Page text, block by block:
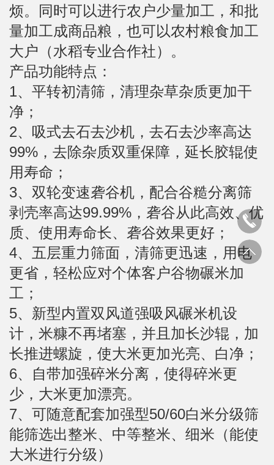
烦。
同时可以进行农户少量加工，和批
量加工成商品粮，也可以农村粮食加工
大户（水稻专业合作社） 。
产品功能特点：
1、平转初清筛，清理杂草杂质更加干
净；
2、吸式去石去沙机，去石去沙率高达
99%，去除杂质双重保障，延长胶辊使
用寿命；
3、双轮变速砻谷机，配合谷糙分离筛
剥壳率高达99.99%，砻谷从此高效、优
质、使用寿命长、砻谷效果更好；
4、五层重力筛面，清筛更迅速，用电
更省，轻松应对个体客户谷物碾米加
工；
5、新型内置双风道强吸风碾米机设
计，米糠不再堵塞，并且加长沙辊，加
长推进螺旋，使大米更加光亮、白净；
6、自带加强碎米分离，使得碎米更
少，大米更加漂亮。
7、可随意配套加强型50/60白米分级筛
能筛选出整米、中等整米、细米（能使
大米进行分级）